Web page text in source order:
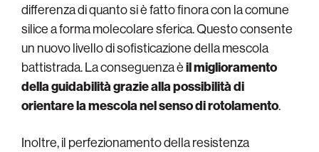
differenza di quanto si è fatto finora con la comune
silice a forma molecolare sferica. Questo consente
un nuovo livello di sofisticazione della mescola
battistrada. La conseguenza èil miglioramento
della guidabilità grazie alla possibilità di
orientare la mescola nel senso di rotolamento.
Inoltre, il perfezionamento della resistenza